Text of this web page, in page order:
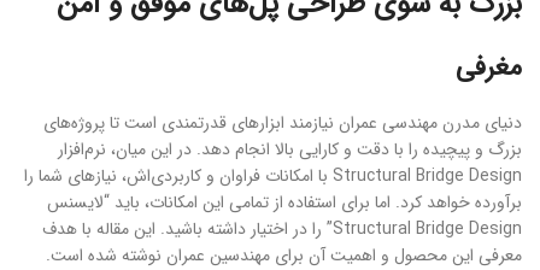
مغرفی
دنیای مدرن مهندسی عمران نیازمند ابزارهای قدرتمندی است تا پروژه‌های
بزرگ و پیچیده را با دقت و کارایی بالا انجام دهد. در این میان، نرم‌افزار
Structural Bridge Design با امکانات فراوان و کاربردی‌اش، نیازهای شما را
برآورده خواهد کرد. اما برای استفاده از تمامی این امکانات، باید “لایسنس
Structural Bridge Design” را در اختیار داشته باشید. این مقاله با هدف
معرفی این محصول و اهمیت آن برای مهندسین عمران نوشته شده است.